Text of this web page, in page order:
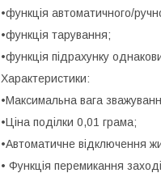
•функція автоматичного/
•функція тарування;
•функція підрахунку
Характеристики:
•Максимальна вага
•Ціна поділки 0,01 грама;
•Автоматичне відключення
• Функція перемикання